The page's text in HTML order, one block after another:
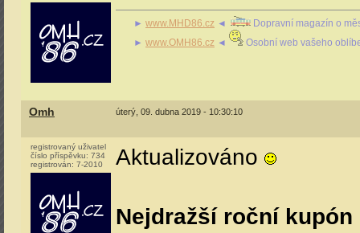
► www.MHD86.cz ◄
Dopravní magazín o
► www.OMH86.cz ◄ Osobní web vašeho
Omh úterý, 09. dubna 2019 - 10:30:10
registrovaný uživatel
číslo příspěvku: 734
registrován: 7-2010 Aktualizováno
Nejdražší roční